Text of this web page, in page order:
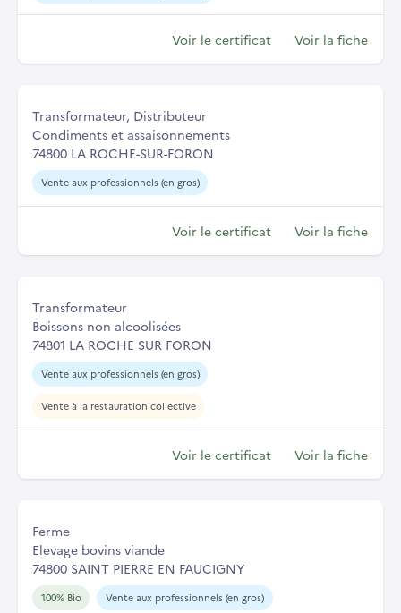
Voir le certificat Voir la fiche
Transformateur, Distributeur
Condiments et assaisonnements
74800 LA ROCHE-SUR-FORON
Vente aux professionnels (en gros)
Voir le certificat Voir la fiche
Transformateur
Boissons non alcoolisées
74801 LA ROCHE SUR FORON
Vente aux professionnels (en gros)
Vente à la restauration collective
Voir le certificat Voir la fiche
Ferme
Elevage bovins viande
74800 SAINT PIERRE EN FAUCIGNY
100% Bio Vente aux professionnels (en gros)